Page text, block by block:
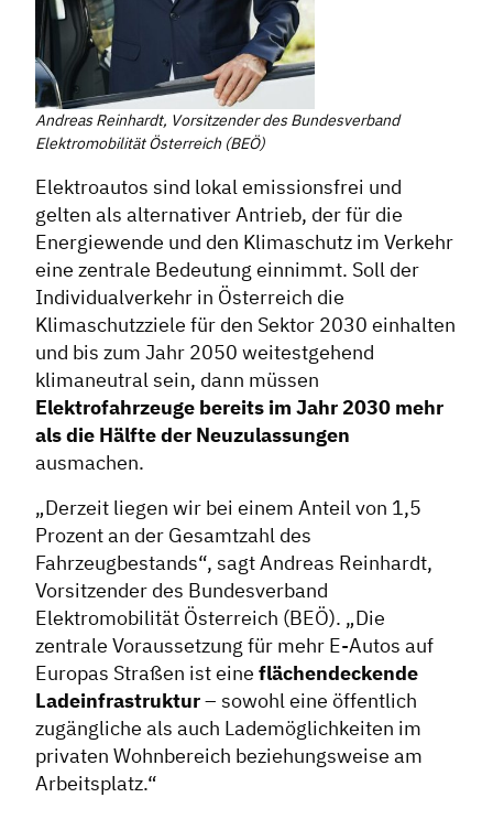
Andreas Reinhardt, Vorsitzender des Bundesverband
Elektromobilität Österreich (BEÖ)
Elektroautos sind lokal emissionsfrei und
gelten als alternativer Antrieb, der für die
Energiewende und den Klimaschutz im Verkehr
eine zentrale Bedeutung einnimmt. Soll der
Individualverkehr in Österreich die
Klimaschutzziele für den Sektor 2030 einhalten
und bis zum Jahr 2050 weitestgehend
klimaneutral sein, dann müssen
Elektrofahrzeuge bereits im Jahr 2030 mehr
als die Hälfte der Neuzulassungen
ausmachen.
„Derzeit liegen wir bei einem Anteil von 1,5
Prozent an der Gesamtzahl des
Fahrzeugbestands“, sagt Andreas Reinhardt,
Vorsitzender des Bundesverband
Elektromobilität Österreich (BEÖ). „Die
zentrale Voraussetzung für mehr E-Autos auf
Europas Straßen ist eine flächendeckende
Ladeinfrastruktur– sowohl eine öffentlich
zugängliche als auch Lademöglichkeiten im
privaten Wohnbereich beziehungsweise am
Arbeitsplatz.“